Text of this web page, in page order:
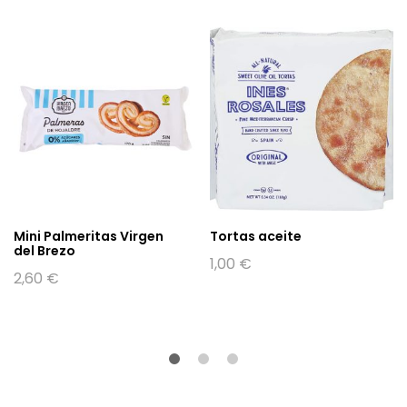
Mini Palmeritas Virgen
del Brezo
2,60 €
Tortas aceite
1,00 €